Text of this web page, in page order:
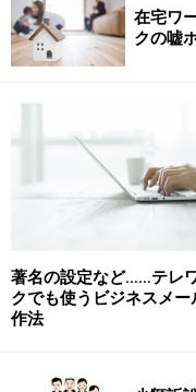
在宅ワ
クの嘘
著名の設定など……テレ
クでも使うビジネスメー
作法